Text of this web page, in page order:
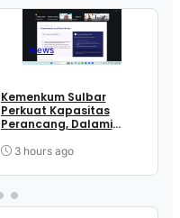
News
Kemenkum Sulbar
Perkuat Kapasitas
Perancang, Dalami
Pengundangan
3 hours ago